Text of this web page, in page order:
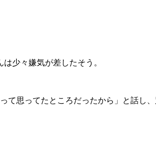
少々嫌気が差したそう。
て思ってたところだったから」と話し